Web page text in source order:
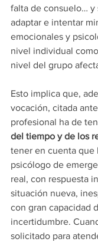
falta de consuelo… y
adaptar e intentar
emocionales y
nivel individual
nivel del grupo
Esto implica que,
vocación, citada
profesional ha de
del tiempo y de los
tener en cuenta que
psicólogo de
real, con respuesta
situación nueva,
con gran capacidad
incertidumbre.
solicitado para